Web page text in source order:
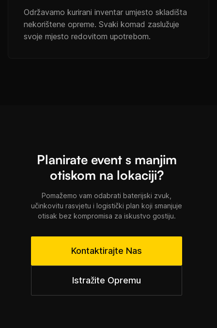
Održavamo kurirani inventar umjesto skladišta
nekorištene opreme. Svaki komad zaslužuje
svoje mjesto redovitom upotrebom.
Planirate event s manjim
otiskom na lokaciji?
Pomažemo vam odabrati baterijski zvuk,
učinkovitu rasvjetu i logistički plan koji smanjuje
otisak bez kompromisa za iskustvo gostiju.
Kontaktirajte Nas
Istražite Opremu